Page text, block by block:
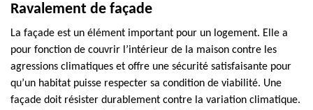
Ravalement de façade
La façade est un élément important pour un logement. Elle a
pour fonction de couvrir l’intérieur de la maison contre les
agressions climatiques et offre une sécurité satisfaisante pour
qu’un habitat puisse respecter sa condition de viabilité. Une
façade doit résister durablement contre la variation climatique.